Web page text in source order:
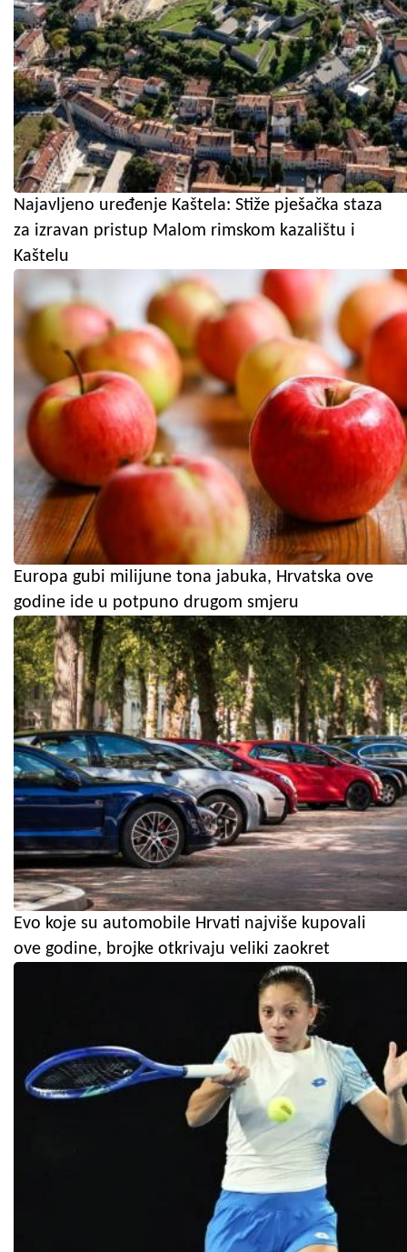
Najavljeno uređenje Kaštela: Stiže pješačka staza
za izravan pristup Malom rimskom kazalištu i
Kaštelu
Europa gubi milijune tona jabuka, Hrvatska ove
godine ide u potpuno drugom smjeru
Evo koje su automobile Hrvati najviše kupovali
ove godine, brojke otkrivaju veliki zaokret